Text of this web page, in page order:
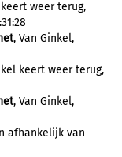
weer terug,
, Van Ginkel,
keert weer terug,
, Van Ginkel,
afhankelijk van